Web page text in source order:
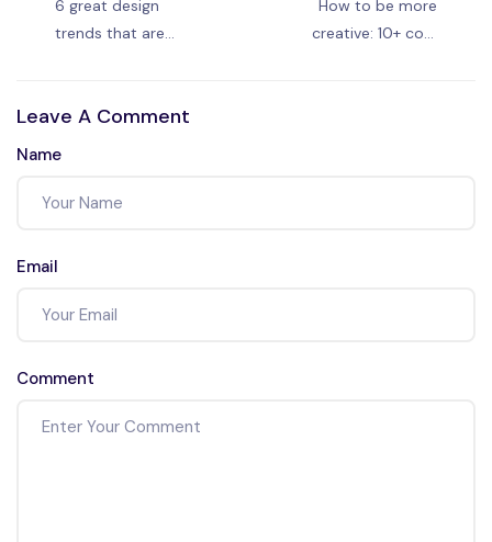
6 great design
trends that are
How to be more
creative: 10+ cool
Leave A Comment
Name
Email
Comment